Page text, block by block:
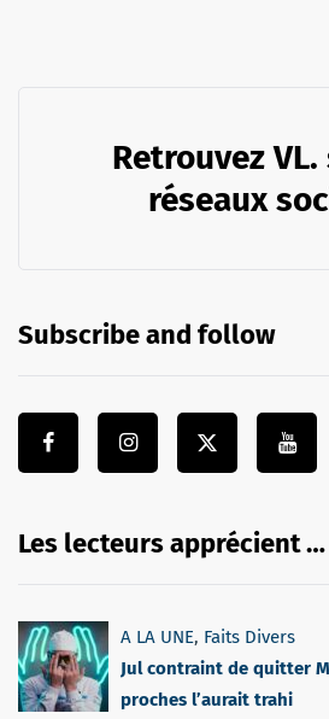
Retrouvez
réseaux
Subscribe and follow
Les lecteurs apprécient …
A LA UNE, Faits Divers
Jul contraint de quitter
proches l’aurait trahi